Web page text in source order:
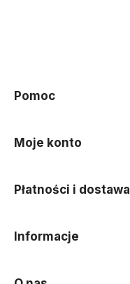
Pomoc
Moje konto
Płatności i dostawa
Informacje